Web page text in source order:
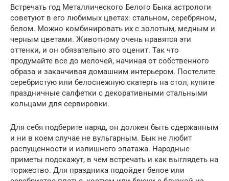
Встречать год Металлического Белого Быка астрологи
советуют в его любимых цветах: стальном, серебряном,
белом. Можно комбинировать их с золотым, медным и
черным цветами. Животному очень нравятся эти
оттенки, и он обязательно это оценит. Так что
продумайте все до мелочей, начиная от собственного
образа и заканчивая домашним интерьером. Постелите
серебристую или белоснежную скатерть на стол, купите
праздничные салфетки с декоративными стальными
кольцами для сервировки.
Для себя подберите наряд, он должен быть сдержанным
и ни в коем случае не вульгарным. Бык не любит
распущенности и излишнего эпатажа. Народные
приметы подскажут, в чем встречать и как выглядеть на
торжество. Для праздника подойдет белое или